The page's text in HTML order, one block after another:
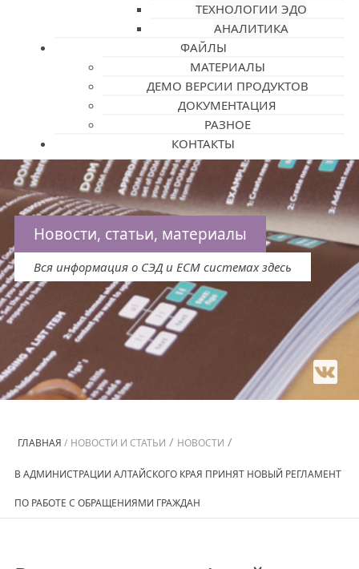
ТЕХНОЛОГИИ ЭДО
АНАЛИТИКА
ФАЙЛЫ
МАТЕРИАЛЫ
ДЕМО ВЕРСИИ ПРОДУКТОВ
ДОКУМЕНТАЦИЯ
РАЗНОЕ
КОНТАКТЫ
Новости, статьи, материалы
Вся информация о СЭД и ECM системах здесь
ГЛАВНАЯ / НОВОСТИ И СТАТЬИ / НОВОСТИ /
В АДМИНИСТРАЦИИ АЛТАЙСКОГО КРАЯ ПРИНЯТ НОВЫЙ РЕГЛАМЕНТ
ПО РАБОТЕ С ОБРАЩЕНИЯМИ ГРАЖДАН